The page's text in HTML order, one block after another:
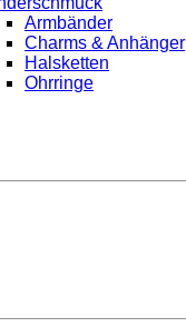
Armbänder
Charms & Anhänger
Halsketten
Ohrringe